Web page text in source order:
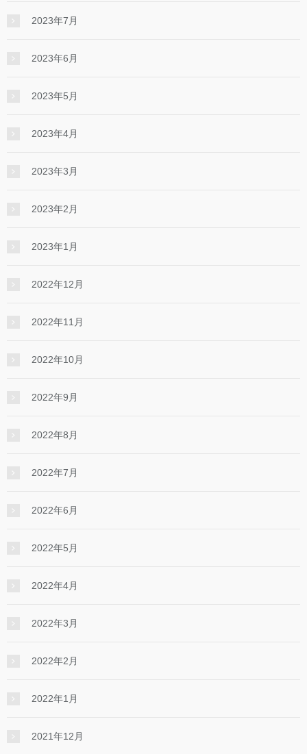
2023年7月
2023年6月
2023年5月
2023年4月
2023年3月
2023年2月
2023年1月
2022年12月
2022年11月
2022年10月
2022年9月
2022年8月
2022年7月
2022年6月
2022年5月
2022年4月
2022年3月
2022年2月
2022年1月
2021年12月